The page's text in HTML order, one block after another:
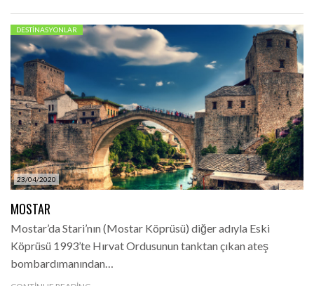
23/04/2020
DESTINASYONLAR
MOSTAR
Mostar’da Stari’nın (Mostar Köprüsü) diğer adıyla Eski
Köprüsü 1993’te Hırvat Ordusunun tanktan çıkan ateş
bombardımanından…